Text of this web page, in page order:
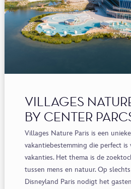
VILLAGES
BY CENTER
Villages Nature Paris is een
vakantiebestemming die perfect
vakanties. Het thema is de
tussen mens en natuur. Op
Disneyland Paris nodigt het gasten